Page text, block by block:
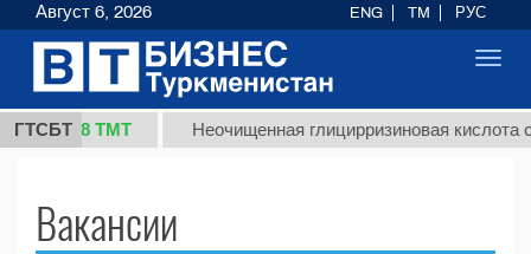
ГТСБТ
37,8 ТМТ Неочищенная глицирризиновая кислота
Вакансии
Август 6, 2026 ENG TM РУС